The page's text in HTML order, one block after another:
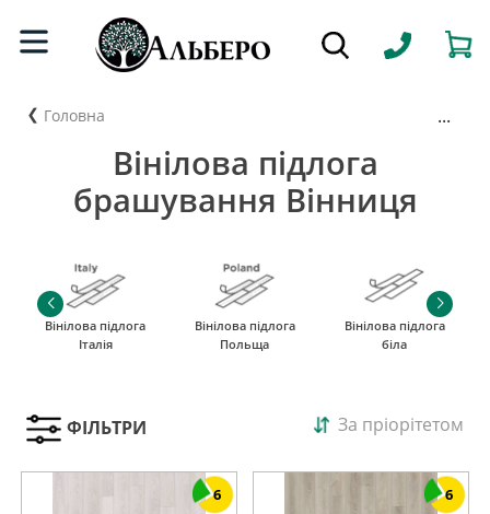
Головна ...
Вінілова підлога
брашування Вінниця
Вінілова підлога
Італія
Вінілова підлога
Польща
Вінілова підлога
біла
ФІЛЬТРИ За пріорітетом
6 6